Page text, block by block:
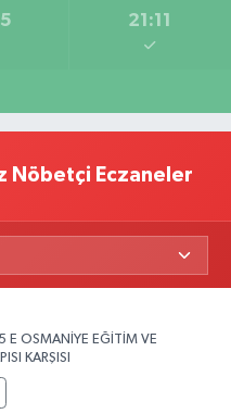
21:11
Nöbetçi Eczaneler
E OSMANİYE EĞİTİM VE
KARŞISI